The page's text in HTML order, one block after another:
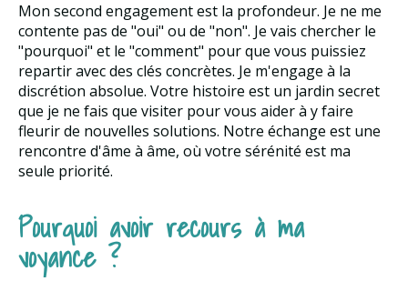
Mon second engagement est la profondeur. Je ne me
contente pas de "oui" ou de "non". Je vais chercher le
"pourquoi" et le "comment" pour que vous puissiez
repartir avec des clés concrètes. Je m'engage à la
discrétion absolue. Votre histoire est un jardin secret
que je ne fais que visiter pour vous aider à y faire
fleurir de nouvelles solutions. Notre échange est une
rencontre d'âme à âme, où votre sérénité est ma
seule priorité.
Pourquoi avoir recours à ma
voyance ?